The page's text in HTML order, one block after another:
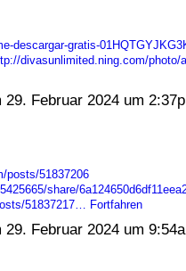
descargar-gratis-
divasunlimited.ning.com/
Februar 2024 um
posts/51837206
share/
51837217…
Fortfahren
Februar 2024 um